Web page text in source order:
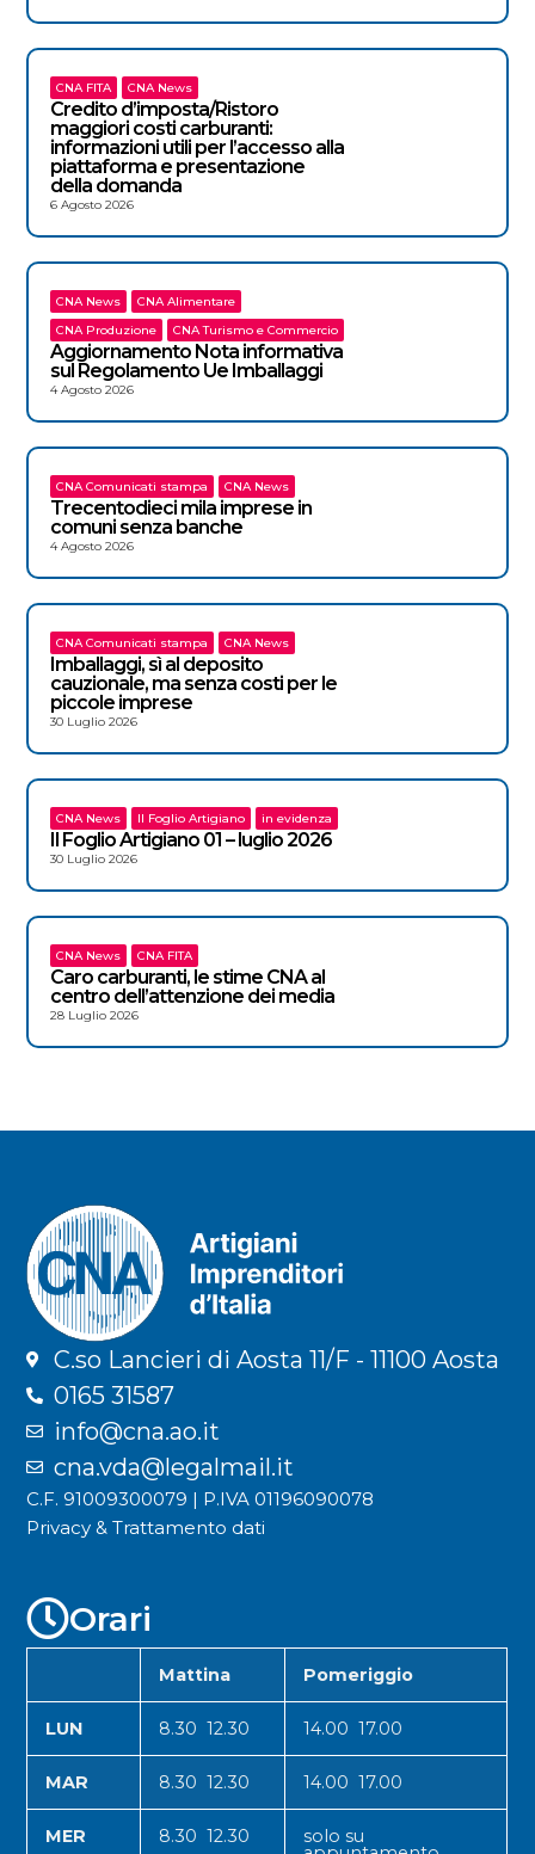
CNA FITA CNA News
Credito d’imposta/Ristoro
maggiori costi carburanti:
informazioni utili per l’accesso alla
piattaforma e presentazione
della domanda
6 Agosto 2026
CNA News
CNA Alimentare
CNA Produzione
CNA Turismo e Commercio
Aggiornamento Nota informativa
sul Regolamento Ue Imballaggi
4 Agosto 2026
CNA Comunicati stampa CNA News
Trecentodieci mila imprese in
comuni senza banche
4 Agosto 2026
CNA Comunicati stampa CNA News
Imballaggi, sì al deposito
cauzionale, ma senza costi per le
piccole imprese
30 Luglio 2026
CNA News Il Foglio Artigiano in evidenza
Il Foglio Artigiano 01 – luglio 2026
30 Luglio 2026
CNA News CNA FITA
Caro carburanti, le stime CNA al
centro dell’attenzione dei media
28 Luglio 2026
C.so Lancieri di Aosta 11/F - 11100 Aosta
0165 31587
info@cna.ao.it
cna.vda@legalmail.it
C.F. 91009300079 | P.IVA 01196090078
Privacy & Trattamento dati
Orari
Mattina Pomeriggio
LUN 8.30 12.30 14.00 17.00
MAR 8.30 12.30 14.00 17.00
MER 8.30 12.30 solo su